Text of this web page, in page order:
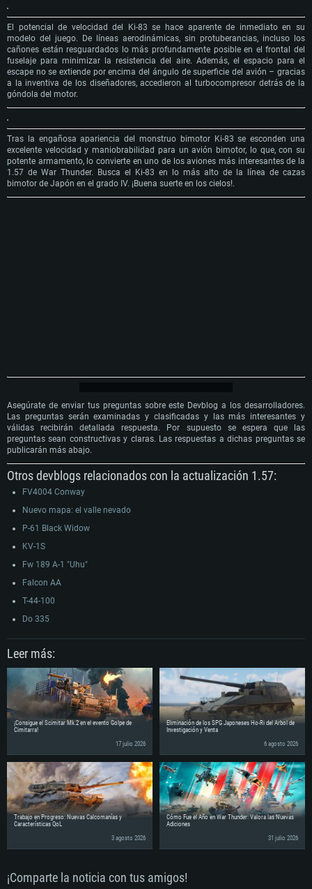
El potencial de velocidad del Ki-83 se hace aparente de inmediato en su
modelo del juego. De líneas aerodinámicas, sin protuberancias, incluso los
cañones están resguardados lo más profundamente posible en el frontal del
fuselaje para minimizar la resistencia del aire. Además, el espacio para el
escape no se extiende por encima del ángulo de superficie del avión – gracias
a la inventiva de los diseñadores, accedieron al turbocompresor detrás de la
góndola del motor.
Tras la engañosa apariencia del monstruo bimotor Ki-83 se esconden una
excelente velocidad y maniobrabilidad para un avión bimotor, lo que, con su
potente armamento, lo convierte en uno de los aviones más interesantes de la
1.57 de War Thunder. Busca el Ki-83 en lo más alto de la línea de cazas
bimotor de Japón en el grado IV. ¡Buena suerte en los cielos!.
Asegúrate de enviar tus preguntas sobre este Devblog a los desarrolladores.
Las preguntas serán examinadas y clasificadas y las más interesantes y
válidas recibirán detallada respuesta. Por supuesto se espera que las
preguntas sean constructivas y claras. Las respuestas a dichas preguntas se
publicarán más abajo.
Otros devblogs relacionados con la actualización 1.57:
FV4004 Conway
Nuevo mapa: el valle nevado
P-61 Black Widow
KV-1S
Fw 189 A-1 "Uhu"
Falcon AA
T-44-100
Do 335
Leer más:
¡Consigue el Scimitar Mk.2 en el evento Golpe de
Cimitarra!
17 julio 2026
Eliminación de los SPG Japoneses Ho-Ri del Árbol de
Investigación y Venta
6 agosto 2026
Trabajo en Progreso: Nuevas Calcomanías y
Características QoL
3 agosto 2026
Cómo Fue el Año en War Thunder: Valora las Nuevas
Adiciones
31 julio 2026
¡Comparte la noticia con tus amigos!